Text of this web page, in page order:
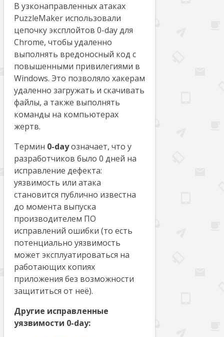
В узконаправленных атаках
PuzzleMaker использовали
цепочку эксплойтов 0-day для
Chrome, чтобы удаленно
выполнять вредоносный код с
повышенными привилегиями в
Windows. Это позволяло хакерам
удаленно загружать и скачивать
файлы, а также выполнять
команды на компьютерах
жертв.
Термин 0-dayозначает, что у
разработчиков было 0 дней на
исправление дефекта:
уязвимость или атака
становится публично известна
до момента выпуска
производителем ПО
исправлений ошибки (то есть
потенциально уязвимость
может эксплуатироваться на
работающих копиях
приложения без возможности
защититься от неё).
Другие исправленные
уязвимости 0-day: